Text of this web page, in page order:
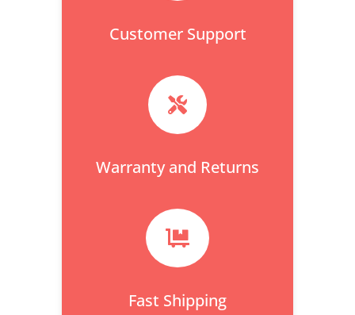
Customer Support

Warranty and Returns

Fast Shipping